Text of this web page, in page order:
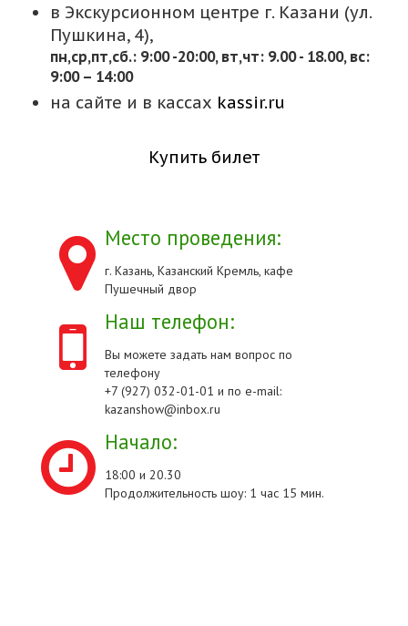
в Экскурсионном центре г. Казани (ул.
Пушкина, 4),
пн,cр,пт,сб.: 9:00 -20:00, вт,чт: 9.00 - 18.00, вс:
9:00 – 14:00
на сайте и в кассах kassir.ru
Купить билет
Место проведения:
г. Казань, Казанский Кремль, кафе
Пушечный двор
Наш телефон:
Вы можете задать нам вопрос по
телефону
+7 (927) 032-01-01 и по e-mail:
kazanshow@inbox.ru
Начало:
18:00 и 20.30
Продолжительность шоу: 1 час 15 мин.